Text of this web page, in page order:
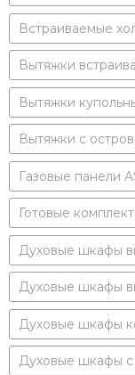
Встраиваемые
Вытяжки
Вытяжки
Вытяжки с
Газовые панели
Готовые
Духовые шкафы
Духовые шкафы
Духовые шкафы
Духовые шкафы с